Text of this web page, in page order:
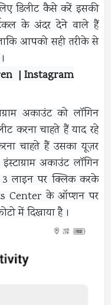
डिलीट कैसे करें इसकी
के अंदर देने वाले हैं
आपको सही तरीके से
| Instagram
अकाउंट को लॉगिन
करना चाहते हैं याद रहे
चाहते हैं उसका यूज़र
अकाउंट लॉगिन
लाइन पर क्लिक करके
Center के ऑप्शन पर
में दिखाया है ।